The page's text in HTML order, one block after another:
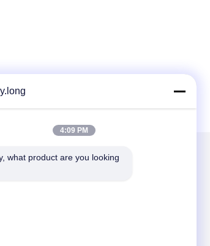
মেইল ​​করুন
4:09 PM
what product are you looking